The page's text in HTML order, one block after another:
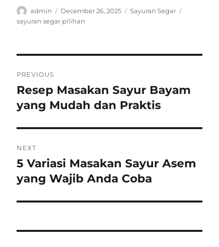
Author
admin
Posted
on
December 26, 2025 Categories
Sayuran Segar
sayuran segar pilihan
navigation
PREVIOUS
Previous
post:
Resep Masakan Sayur Bayam
yang Mudah dan Praktis
NEXT
Next
post:
5 Variasi Masakan Sayur Asem
yang Wajib Anda Coba